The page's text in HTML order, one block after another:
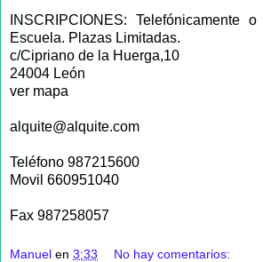
INSCRIPCIONES:
Escuela. Plazas Limitadas.
c/Cipriano de la Huerga,10
24004 León
ver mapa
alquite@alquite.com
Teléfono 987215600
Movil 660951040
Fax 987258057
Manuel en 3:33 No hay comentarios: